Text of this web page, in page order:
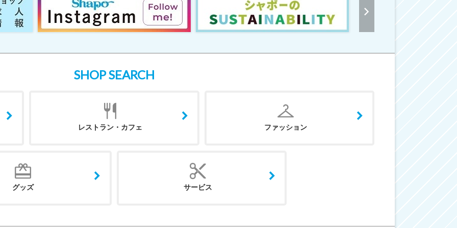
SHOP SEARCH
レストラン・カフェ ファッション
グッズ サービス